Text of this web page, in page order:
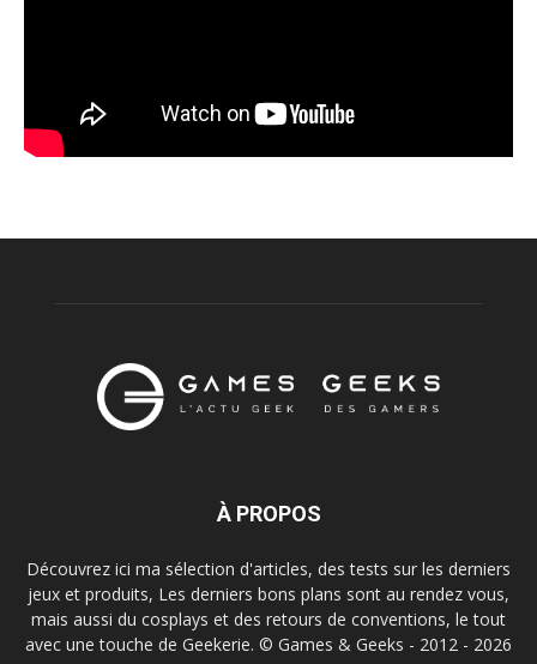
À PROPOS
Découvrez ici ma sélection d'articles, des tests sur les derniers
jeux et produits, Les derniers bons plans sont au rendez vous,
mais aussi du cosplays et des retours de conventions, le tout
avec une touche de Geekerie. © Games & Geeks - 2012 - 2026